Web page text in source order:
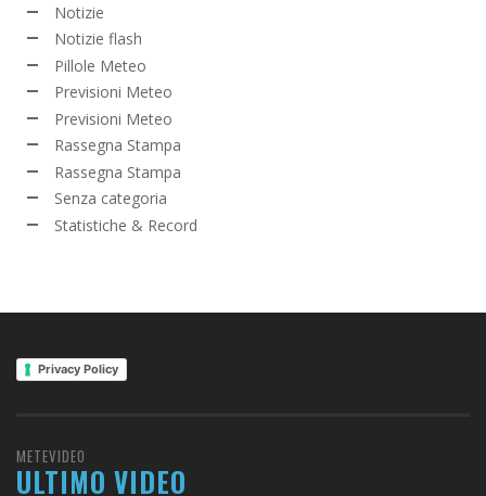
Notizie
Notizie flash
Pillole Meteo
Previsioni Meteo
Previsioni Meteo
Rassegna Stampa
Rassegna Stampa
Senza categoria
Statistiche & Record
Privacy Policy
METEVIDEO
ULTIMO VIDEO